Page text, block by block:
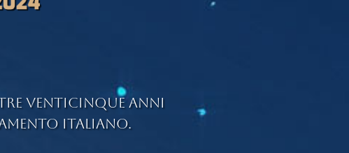
venticinque anni
italiano.